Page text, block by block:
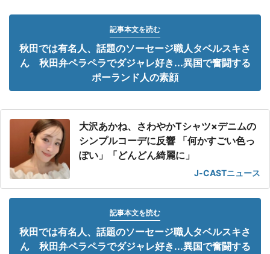
記事本文を読む
秋田では有名人、話題のソーセージ職人タベルスキさ
ん 秋田弁ペラペラでダジャレ好き...異国で奮闘する
ポーランド人の素顔
大沢あかね、さわやかTシャツ×デニムの
シンプルコーデに反響 「何かすごい色っ
ぽい」「どんどん綺麗に」
J-CASTニュース
記事本文を読む
秋田では有名人、話題のソーセージ職人タベルスキさ
ん 秋田弁ペラペラでダジャレ好き...異国で奮闘する